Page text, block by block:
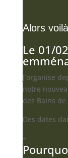
Alors
Le 01/
J’organise
notre
des Bains
Des dates
–